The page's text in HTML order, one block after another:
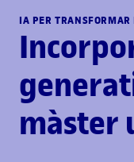
IA PER TRANSFORMAR
màster